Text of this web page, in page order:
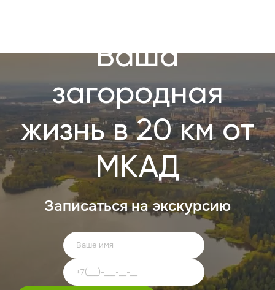
Ваша
загородная
жизнь в 20 км от
МКАД
Записаться на экскурсию